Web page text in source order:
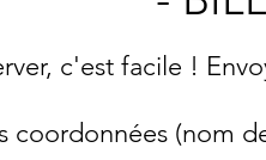
c'est facile !
coordonnées (nom